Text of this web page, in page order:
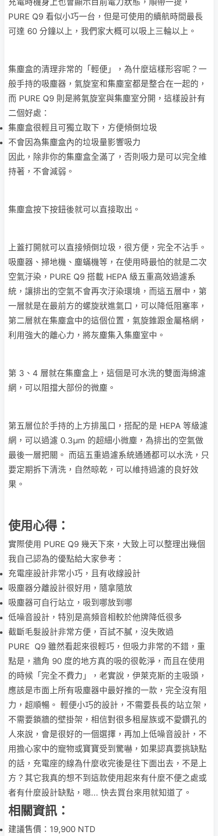
PURE Q9 看似小巧一台，但是可使用的續航時間最長
可達 60 分鐘以上，我們家大概可以吸上三輪以上。
集塵盒的清理非常的「輕便」，為什麼這樣形容呢？一
般手持的吸塵器，氣旋室和集塵室都是整合在一起的，
而 PURE Q9 則是將氣旋室與集塵室分開，這樣設計有
二個好處：
集塵盒很輕且可獨立取下，方便傾倒垃圾
不會因為集塵盒內的垃圾量影響吸力
因此，除非你的集塵盒全滿了，否則吸力是可以完全維
持著，不會減弱。
集塵盒按下按鈕後就可以直接取出。
上蓋打開就可以直接傾倒垃圾，很方便，完全不沾手。
吸塵器、掃地機、塵蟎機等，在使用時最怕的就是二次
空氣汙染，PURE Q9 搭載 HEPA 級五重高效過濾系
統，讓排出的空氣不會再次汙染環境，而這五層中，第
一層就是在最前方的螺旋狀進氣口，可以降低阻塞率，
第二層就在集塵盒中的這個位置，氣旋錐跟金屬格網，
利用強大的離心力，將灰塵集入集塵室中。
第 3、4 層就在集塵盒上，這個是可水洗的雙面海綿濾
網，可以阻擋大部份的微塵。
第五層位於手持的上方排風口，搭配的是 HEPA 等級濾
網，可以過濾 0.3µm 的超細小微塵，為排出的空氣做
最後一層把關。 而這五重過濾系統通通都可以水洗，只
要定期拆下清洗，自然晾乾，可以維持過濾的良好效
果。
使用心得：
實際使用 PURE Q9 幾天下來，大致上可以整理出幾個
我自己認為的優點給大家參考：
充電座設計非常小巧，且有收線設計
吸塵器分離設計很好用，隨拿隨放
吸塵器可自行站立，吸到哪放到哪
低噪音設計，特別是高頻音相較於他牌降低很多
截斷毛髮設計非常方便，百試不膩，沒失敗過
PURE Q9 雖然看起來很輕巧，但吸力非常的不錯，重
點是，牆角 90 度的地方真的吸的很乾淨，而且在使用
的時候「完全不費力」，老實說，伊萊克斯的主吸頭，
應該是市面上所有吸塵器中最好推的一款，完全沒有阻
力，超順暢。 輕便小巧的設計，不需要長長的站立架，
不需要鎖牆的壁掛架，相信對很多租屋族或不愛鑽孔的
人來說，會是很好的一個選擇，再加上低噪音設計，不
用擔心家中的寵物或寶寶受到驚嚇，如果認真要挑缺點
的話，充電座的線為什麼收完後是往下面出去，不是上
方？其它我真的想不到這款使用起來有什麼不便之處或
者有什麼設計缺點，嗯... 快去買台來用就知道了。
相關資訊：
建議售價：19,900 NTD